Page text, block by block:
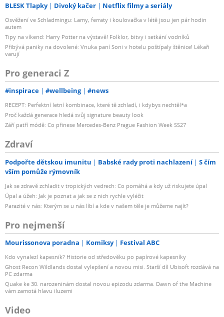
BLESK Tlapky Divoký kačer Netflix filmy a seriály
Osvěžení ve Schladmingu: Lamy, ferraty i koulovačka v létě jsou jen pár hodin
autem
Tipy na víkend: Harry Potter na výstavě! Folklor, bitvy i setkání vodníků
Přibývá paniky na dovolené: Vnuka paní Soni v hotelu poštípaly štěnice! Lékaři
varují
Pro generaci Z
#inspirace #wellbeing #news
RECEPT: Perfektní letní kombinace, které tě zchladí, i kdybys nechtěl*a
Proč každá generace hledá svůj signature beauty look
Září patří módě: Co přinese Mercedes-Benz Prague Fashion Week SS27
Zdraví
Podpořte dětskou imunitu Babské rady proti nachlazení
S čím
vším pomůže rýmovník
Jak se zdravě zchladit v tropických vedrech: Co pomáhá a kdy už riskujete úpal
Úpal a úžeh: Jak je poznat a jak se z nich rychle vyléčit
Parazité v nás: Kterým se u nás líbí a kde v našem těle je můžeme najít?
Pro nejmenší
Mourissonova poradna Komiksy Festival ABC
Kdo vynalezl kapesník? Historie od středověku po papírové kapesníky
Ghost Recon Wildlands dostal vylepšení a novou misi. Starší díl Ubisoft rozdává na
PC zdarma
Quake ke 30. narozeninám dostal novou epizodu zdarma. Dawn of the Machine
vám zamotá hlavu iluzemi
Video